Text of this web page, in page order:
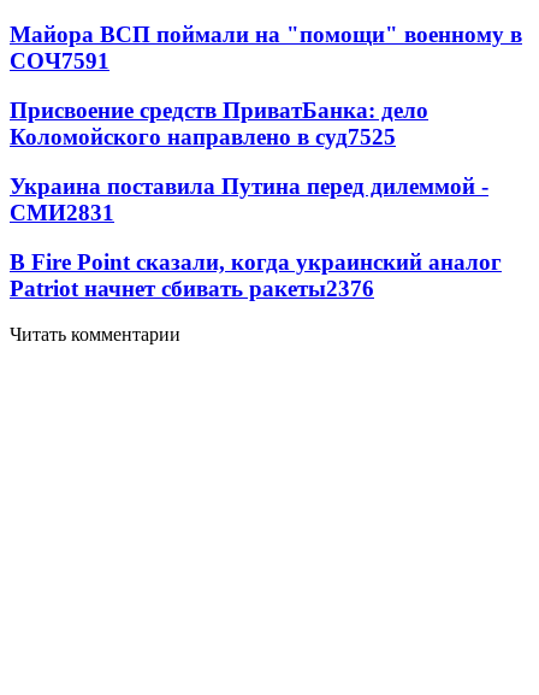
Майора ВСП поймали на "помощи" военному в
СОЧ7591
Присвоение средств ПриватБанка: дело
Коломойского направлено в суд7525
Украина поставила Путина перед дилеммой -
СМИ2831
В Fire Point сказали, когда украинский аналог
Patriot начнет сбивать ракеты2376
Читать комментарии